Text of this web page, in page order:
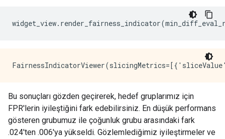
widget_view. render_fairness_indicator(
Bu sonuçları gözden geçirerek, hedef gruplarımız için
FPR'lerin iyileştiğini fark edebilirsiniz. En düşük performans
gösteren grubumuz ile çoğunluk grubu arasındaki fark
.024'ten .006'ya yükseldi. Gözlemlediğimiz iyileştirmeler ve